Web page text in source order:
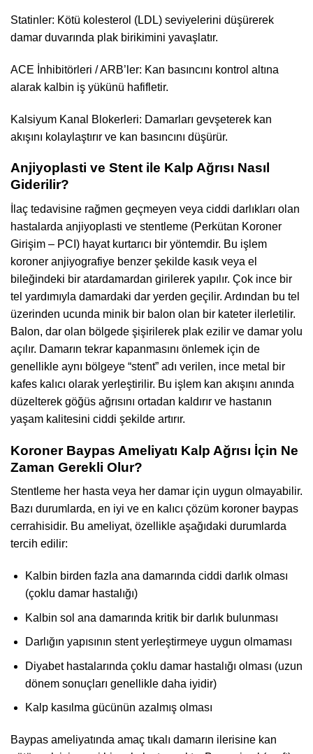
Statinler: Kötü kolesterol (LDL) seviyelerini düşürerek
damar duvarında plak birikimini yavaşlatır.
ACE İnhibitörleri / ARB’ler: Kan basıncını kontrol altına
alarak kalbin iş yükünü hafifletir.
Kalsiyum Kanal Blokerleri: Damarları gevşeterek kan
akışını kolaylaştırır ve kan basıncını düşürür.
Anjiyoplasti ve Stent ile Kalp Ağrısı Nasıl
Giderilir?
İlaç tedavisine rağmen geçmeyen veya ciddi darlıkları olan
hastalarda anjiyoplasti ve stentleme (Perkütan Koroner
Girişim – PCI) hayat kurtarıcı bir yöntemdir. Bu işlem
koroner anjiyografiye benzer şekilde kasık veya el
bileğindeki bir atardamardan girilerek yapılır. Çok ince bir
tel yardımıyla damardaki dar yerden geçilir. Ardından bu tel
üzerinden ucunda minik bir balon olan bir kateter ilerletilir.
Balon, dar olan bölgede şişirilerek plak ezilir ve damar yolu
açılır. Damarın tekrar kapanmasını önlemek için de
genellikle aynı bölgeye “stent” adı verilen, ince metal bir
kafes kalıcı olarak yerleştirilir. Bu işlem kan akışını anında
düzelterek göğüs ağrısını ortadan kaldırır ve hastanın
yaşam kalitesini ciddi şekilde artırır.
Koroner Baypas Ameliyatı Kalp Ağrısı İçin Ne
Zaman Gerekli Olur?
Stentleme her hasta veya her damar için uygun olmayabilir.
Bazı durumlarda, en iyi ve en kalıcı çözüm koroner baypas
cerrahisidir. Bu ameliyat, özellikle aşağıdaki durumlarda
tercih edilir:
Kalbin birden fazla ana damarında ciddi darlık olması
(çoklu damar hastalığı)
Kalbin sol ana damarında kritik bir darlık bulunması
Darlığın yapısının stent yerleştirmeye uygun olmaması
Diyabet hastalarında çoklu damar hastalığı olması (uzun
dönem sonuçları genellikle daha iyidir)
Kalp kasılma gücünün azalmış olması
Baypas ameliyatında amaç tıkalı damarın ilerisine kan